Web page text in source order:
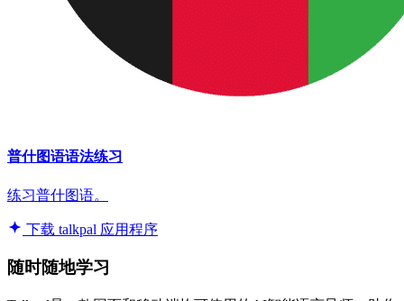
普什图语语法练习
练习普什图语。
下载 talkpal 应用程序
随时随地学习